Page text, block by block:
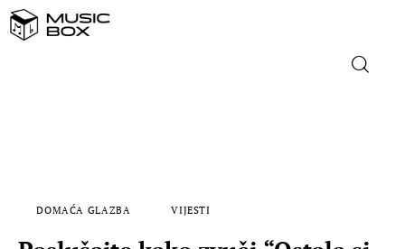
DOMAĆA GLAZBA VIJESTI